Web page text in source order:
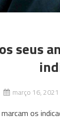
seus
março 16, 2021
os